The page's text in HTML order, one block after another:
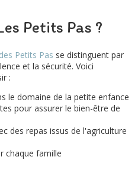
Petits Pas ?
Petits Pas se distinguent par
et la sécurité. Voici
:
le domaine de la petite enfance
pour assurer le bien-être de
des repas issus de l'agriculture
chaque famille